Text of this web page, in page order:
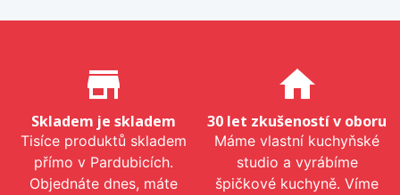
Proč nakupovat u nás?
store_mall_directory
Skladem je skladem
Tisíce produktů skladem
přímo v Pardubicích.
Objednáte dnes, máte
home
30 let zkušeností v oboru
Máme vlastní kuchyňské
studio a vyrábíme
špičkové kuchyně. Víme